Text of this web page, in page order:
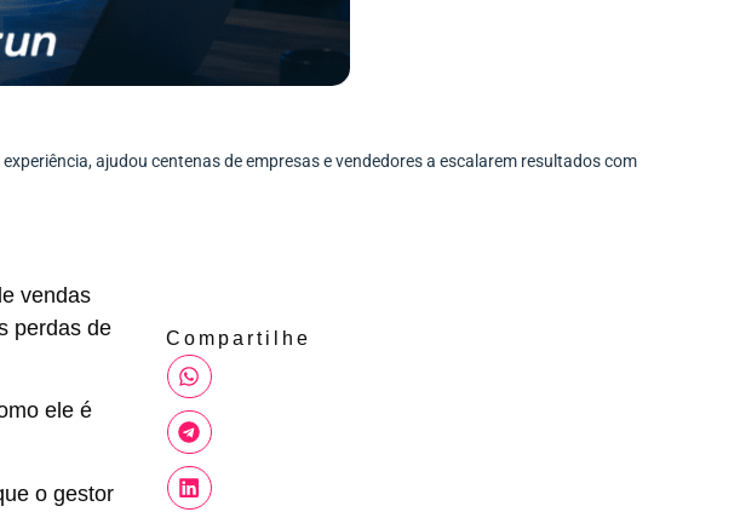
ajudou centenas de empresas e vendedores a escalarem resultados com
vendas
perdas de
ele é
o gestor
Compartilhe